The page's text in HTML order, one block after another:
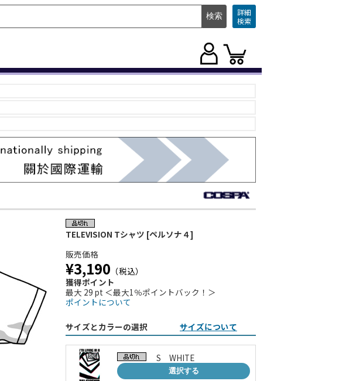
詳細
検索
TELEVISION Tシャツ [ペルソナ４]
販売価格
¥3,190 （税込）
獲得ポイント
最大 29 pt ＜最大1％ポイントバック！＞
ポイントについて
サイズとカラーの選択 サイズについて
S WHITE
選択する